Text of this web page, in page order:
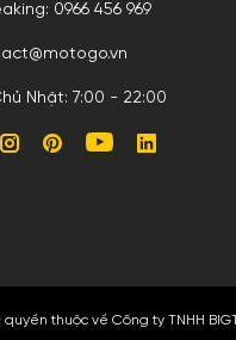
0966 456 969
Nhật: 7:00 - 22:00
thuộc về Công ty TNHH